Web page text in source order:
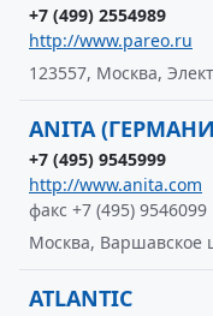
+7 (499) 2554989
http://www.pareo.ru
123557, Москва,
ANITA
+7 (495) 9545999
http://www.anita.com
факс +7 (495) 9546099
Москва, Варшавское
ATLANTIC